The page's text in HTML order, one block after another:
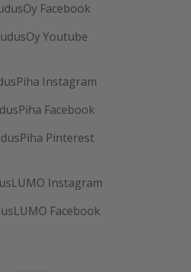
Facebook
Youtube
Instagram
Facebook
Pinterest
Instagram
Facebook